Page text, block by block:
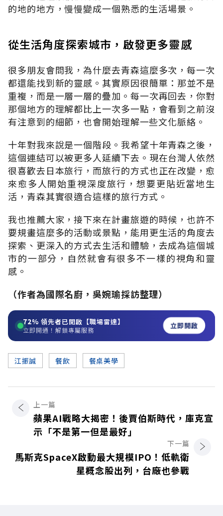
的地的地方，慢慢變成一個熟悉的生活場景。
從生活角度探索城市，啟發更多靈感
很多朋友會問我，為什麼去青森這麼多次，每一次
都還能找到新的靈感。其實原因很簡單：那並不是
重複，而是一層一層的疊加。每一次再回去，你對
那個地方的理解都比上一次多一點，會看到之前沒
有注意到的細節，也會開始理解一些文化脈絡。
十年對我來說是一個階段。我希望十年青森之後，
這個連結可以被更多人延續下去。現在台灣人依然
很喜歡去日本旅行，而旅行的方式也正在改變，愈
來愈多人開始重視深度旅行，想要更貼近當地生
活，青森其實很適合這樣的旅行方式。
我也推薦大家，接下來在計畫旅遊的時候，也許不
要規畫這麼多的活動或景點，能用更生活的角度去
探索、更深入的方式去生活和體驗，去成為這個城
市的一部分，自然就會有很多不一樣的視角和靈
感。
（作者為國際名廚，吳婉瑜採訪整理）
72% 領先者已開啟【職場雷達】
立即開通！解鎖專屬服務 立即開啟
江振誠 餐飲 餐桌美學
上一篇
蘋果AI戰略大揭密！後賈伯斯時代，庫克宣
示「不是第一但是最好」
下一篇
馬斯克SpaceX啟動最大規模IPO！低軌衛
星概念股出列，台廠也參戰